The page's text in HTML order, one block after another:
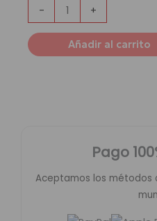
- +
Añadir al carrito
Pago
Aceptamos los métodos